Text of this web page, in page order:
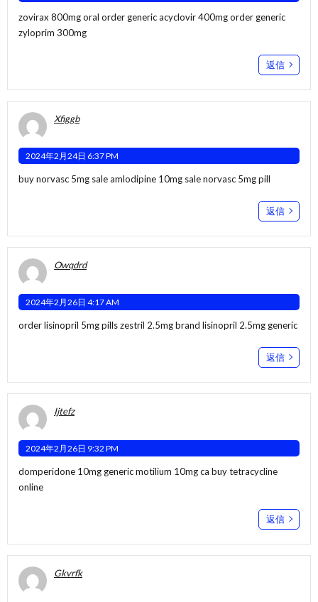
zovirax 800mg oral order generic acyclovir 400mgorder generic
zyloprim 300mg
返信
Xfiggb
2024年2月24日 6:37 PM
buy norvasc 5mg saleamlodipine 10mg salenorvasc 5mg pill
返信
Owqdrd
2024年2月26日 4:17 AM
order lisinopril 5mg pillszestril 2.5mg brand lisinopril 2.5mg generic
返信
Ijtefz
2024年2月26日 9:32 PM
domperidone 10mg genericmotilium 10mg ca buy tetracycline
online
返信
Gkvrfk